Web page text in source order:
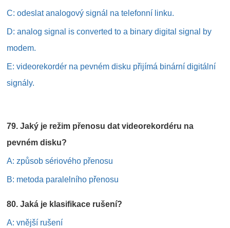
C: odeslat analogový signál na telefonní linku.
D: analog signal is converted to a binary digital signal by
modem.
E: videorekordér na pevném disku přijímá binární digitální
signály.
79. Jaký je režim přenosu dat videorekordéru na
pevném disku?
A: způsob sériového přenosu
B: metoda paralelního přenosu
80. Jaká je klasifikace rušení?
A: vnější rušení